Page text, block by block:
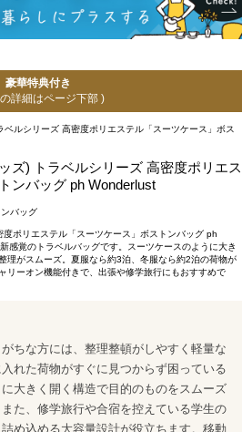
豪華特典付き
詳細はページ下部 )
ズ) トラベルシリーズ 高密度ポリエス
ンバッグ ph Wonderlust
バッグ
度ポリエステル「スーツケース」ボストンバッグ ph
感覚のトラベルバッグです。スーツケースのように大き
理がスムーズ。夏服なら約3泊、冬服なら約2泊の荷物が
リーオン機能付きで、出張や修学旅行にもおすすめで
ちな方には、整理整頓がしやすく軽量な
れた荷物がすぐに見つからず困っている
大きく開く構造で目的のものをスムーズ
た、修学旅行や合宿を控えている学生の
め込める大容量設計が役立ちます。移動